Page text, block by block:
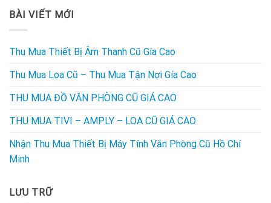
BÀI VIẾT MỚI
Thu Mua Thiết Bị Âm Thanh Cũ Gía Cao
Thu Mua Loa Cũ – Thu Mua Tận Nơi Gía Cao
THU MUA ĐỒ VĂN PHÒNG CŨ GIÁ CAO
THU MUA TIVI – AMPLY – LOA CŨ GIÁ CAO
Nhận Thu Mua Thiết Bị Máy Tính Văn Phòng Cũ Hồ Chí
Minh
LƯU TRỮ